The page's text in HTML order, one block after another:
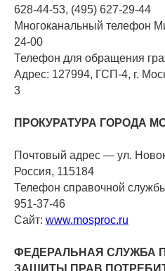
628-44-53, (495) 627-29-44
Многоканальный телефон
24-00
Телефон для обращения
Адрес: 127994, ГСП-4, г.
3
ПРОКУРАТУРА ГОРОДА
Почтовый адрес — ул.
Россия, 115184
Телефон справочной
951-37-46
Сайт: www.mosproc.ru
ФЕДЕРАЛЬНАЯ СЛУЖБА
ЗАЩИТЫ ПРАВ